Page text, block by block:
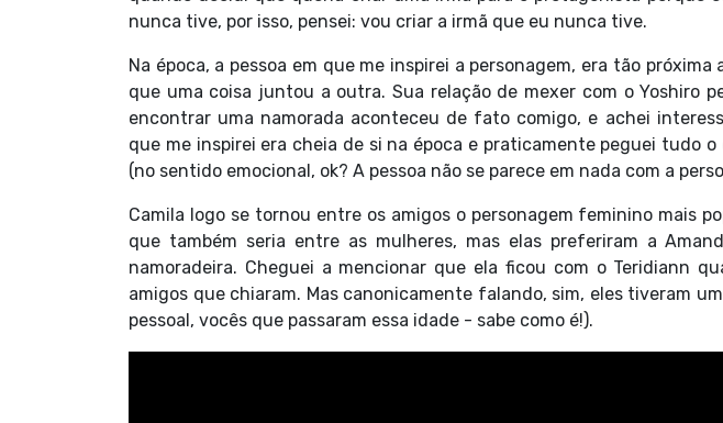
nunca tive, por isso, pensei: vou criar a irmã que eu nunca tive.
Na época, a pessoa em que me inspirei a personagem, era tão
que uma coisa juntou a outra. Sua relação de mexer com o Yoshiro
encontrar uma namorada aconteceu de fato comigo, e achei
que me inspirei era cheia de si na época e praticamente peguei tudo
(no sentido emocional, ok? A pessoa não se parece em nada com a
Camila logo se tornou entre os amigos o personagem feminino mais
que também seria entre as mulheres, mas elas preferiram a
namoradeira. Cheguei a mencionar que ela ficou com o Teridiann
amigos que chiaram. Mas canonicamente falando, sim, eles tiveram
pessoal, vocês que passaram essa idade - sabe como é!).